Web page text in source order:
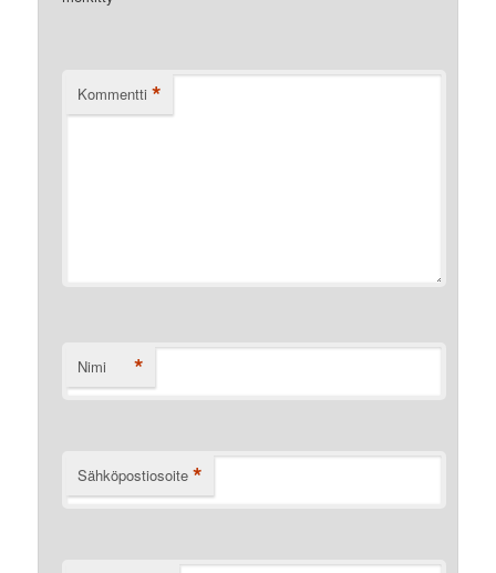
Kommentti *
Nimi *
Sähköpostiosoite *